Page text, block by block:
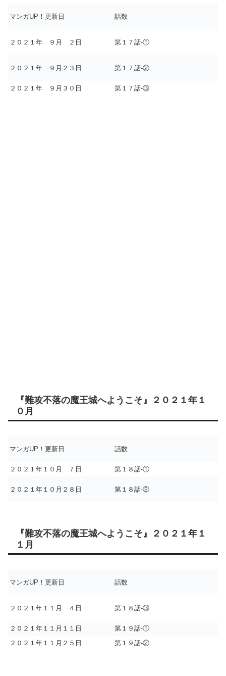
マンガUP！更新日 話数
２０２１年 ９月 ２日 第１７話-①
２０２１年 ９月２３日 第１７話-②
２０２１年 ９月３０日 第１７話-③
『難攻不落の魔王城へようこそ』２０２１年１
０月
マンガUP！更新日 話数
２０２１年１０月 ７日 第１８話-①
２０２１年１０月２８日 第１８話-②
『難攻不落の魔王城へようこそ』２０２１年１
１月
マンガUP！更新日 話数
２０２１年１１月 ４日 第１８話-③
２０２１年１１月１１日
第１９話-①
２０２１年１１月２５日
第１９話-②